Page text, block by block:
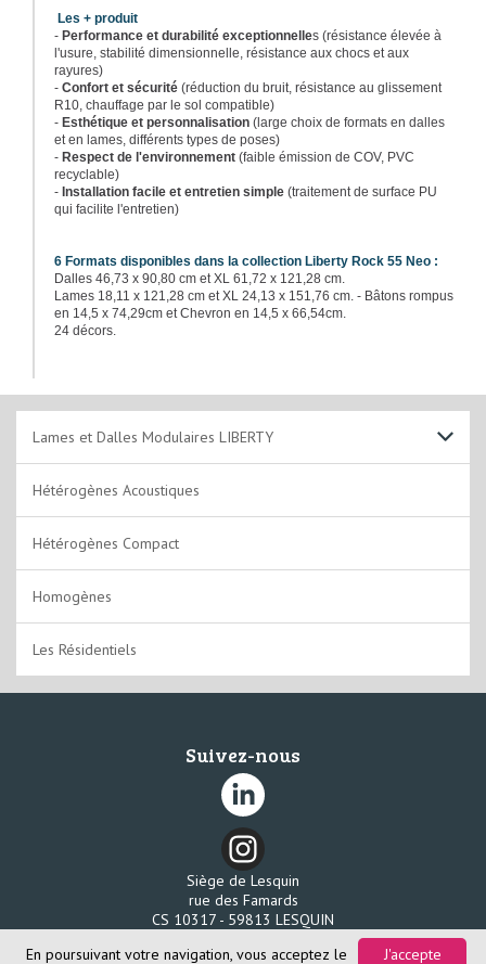
Les + produit
- Performance et durabilité exceptionnelles (résistance élevée à
l'usure, stabilité dimensionnelle, résistance aux chocs et aux
rayures)
- Confort et sécurité (réduction du bruit, résistance au glissement
R10, chauffage par le sol compatible)
- Esthétique et personnalisation (large choix de formats en dalles
et en lames, différents types de poses)
- Respect de l'environnement (faible émission de COV, PVC
recyclable)
- Installation facile et entretien simple (traitement de surface PU
qui facilite l'entretien)
6 Formats disponibles dans la collection Liberty Rock 55 Neo :
Dalles 46,73 x 90,80 cm et XL 61,72 x 121,28 cm.
Lames 18,11 x 121,28 cm et XL 24,13 x 151,76 cm. - Bâtons rompus
en 14,5 x 74,29cm et Chevron en 14,5 x 66,54cm.
24 décors.
Lames et Dalles Modulaires LIBERTY
Plombant
A coller
Clipsable
Clipsable rigide
Hétérogènes Acoustiques
Hétérogènes Compact
Homogènes
Les Résidentiels
Suivez-nous
Siège de Lesquin
rue des Famards
CS 10317 - 59813 LESQUIN
Fax. 03 20 96 58 85
J'accepte
En poursuivant votre navigation, vous acceptez le